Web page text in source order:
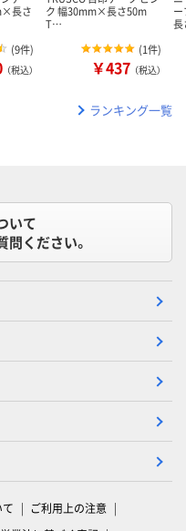
長さ
(9件)
（税込）
ク 幅30mm×長さ50m
T…
(1件)
￥437 （税込）
ランキング一覧
いて
問ください。
ご利用上の注意